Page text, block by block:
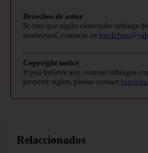
Derechos de autor
Si cree que algún contenido infringe
intelectual, contacte en
Copyright notice
If you believe any content infringes
property rights, please contact
Relaccionados